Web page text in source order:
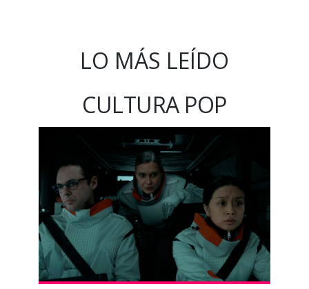
LO MÁS LEÍDO
CULTURA POP